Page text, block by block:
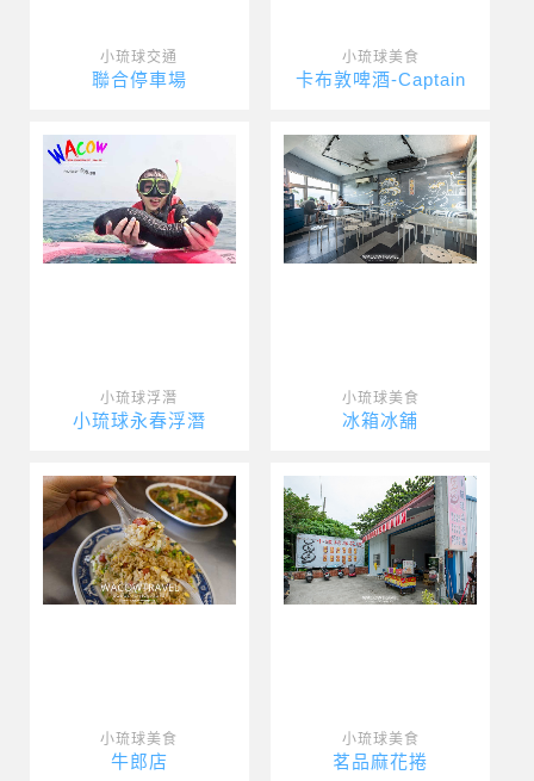
小琉球交通
聯合停車場
小琉球美食
卡布敦啤酒-Captain
小琉球浮潛
小琉球永春浮潛
小琉球美食
冰箱冰舖
小琉球美食
牛郎店
小琉球美食
茗品麻花捲